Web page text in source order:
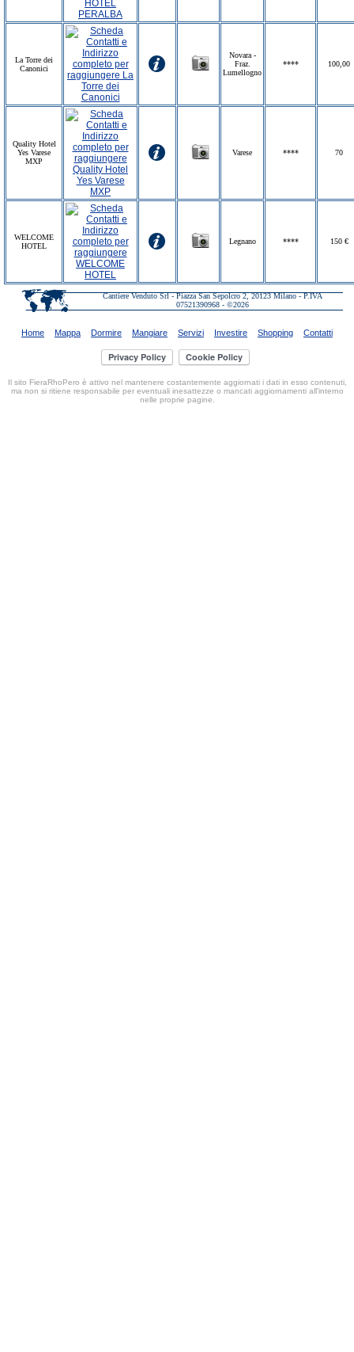
La Torre dei
Canonici
Novara -
Fraz.
Lumellogno
**** 100,00
Quality Hotel
Yes Varese
MXP
Varese **** 70
WELCOME
HOTEL
Legnano **** 150 €
Cantiere Venduto Srl - Piazza San Sepolcro 2, 20123 Milano - P.IVA
07521390968 - ©2026
Home Mappa Dormire Mangiare Servizi Investire Shopping Contatti
Il sito FieraRhoPero è attivo nel mantenere costantemente aggiornati i dati in esso contenuti,
ma non si ritiene responsabile per eventuali inesattezze o mancati aggiornamenti all'interno
nelle proprie pagine.